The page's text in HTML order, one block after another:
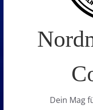
Dein Mag